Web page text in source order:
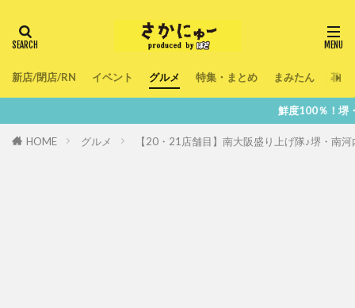
新店/閉店/RN イベント グルメ 特集・まとめ まみたん 暮ら
鮮度100％！堺・南大阪の『今』をあ
HOME グルメ 【20・21店舗目】南大阪盛り上げ隊♪堺・南